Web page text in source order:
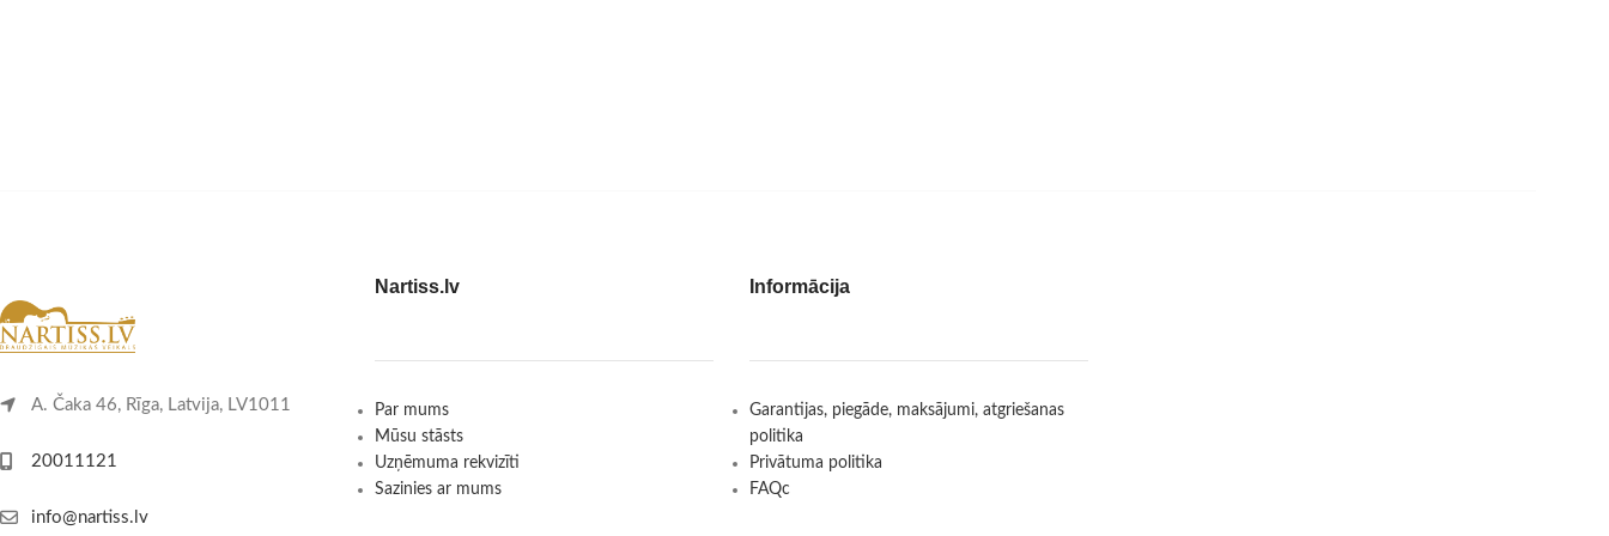
A. Čaka 46, Rīga, Latvija, LV1011
20011121
info@nartiss.lv
Nartiss.lv
Par mums
Mūsu stāsts
Uzņēmuma rekvizīti
Sazinies ar mums
Informācija
Garantijas, piegāde, maksājumi, atgriešanas
politika
Privātuma politika
FAQc